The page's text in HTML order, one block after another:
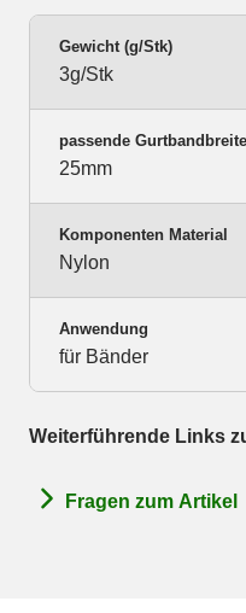
Gewicht (g/Stk)
3g/Stk
passende Gurtbandbreite
25mm
Komponenten Material
Nylon
Anwendung
für Bänder
Weiterführende Links
Fragen zum Artikel